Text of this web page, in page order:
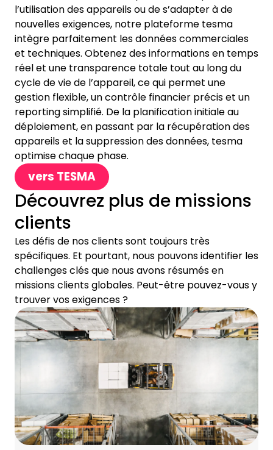
l’utilisation des appareils ou de s’adapter à de
nouvelles exigences, notre plateforme tesma
intègre parfaitement les données commerciales
et techniques. Obtenez des informations en temps
réel et une transparence totale tout au long du
cycle de vie de l’appareil, ce qui permet une
gestion flexible, un contrôle financier précis et un
reporting simplifié. De la planification initiale au
déploiement, en passant par la récupération des
appareils et la suppression des données, tesma
optimise chaque phase.
vers TESMA
Découvrez plus de missions
clients
Les défis de nos clients sont toujours très
spécifiques. Et pourtant, nous pouvons identifier les
challenges clés que nous avons résumés en
missions clients globales. Peut-être pouvez-vous y
trouver vos exigences ?